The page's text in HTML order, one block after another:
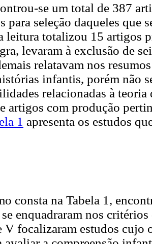
se um total de 387
para seleção daqueles que
leitura totalizou 15 artigos
levaram à exclusão de
relatavam nos
infantis, porém não
relacionadas à
artigos com produção
1 apresenta os estudos
consta na Tabela 1,
se enquadraram nos
V focalizaram estudos